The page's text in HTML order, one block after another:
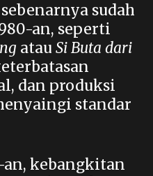
sudah
an, seperti
atau Si Buta dari
dan produksi
standar
kebangkitan